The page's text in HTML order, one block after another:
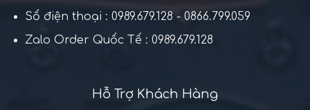
Số điện thoại : 0989.679.128 - 0866.799.059
Zalo Order Quốc Tế : 0989.679.128
Hỗ Trợ Khách Hàng